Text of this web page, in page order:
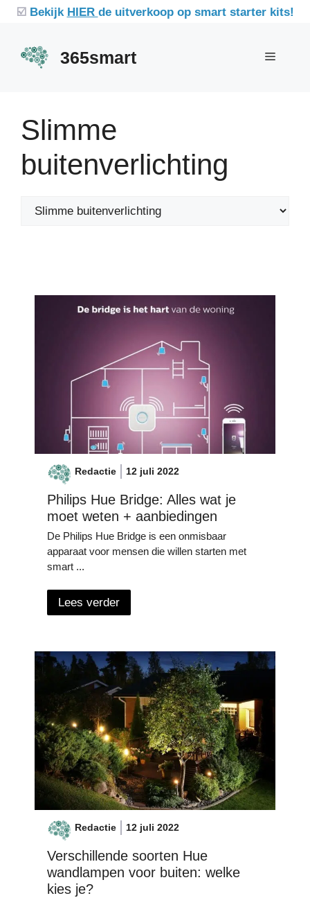
inhoud
☑️ Bekijk HIER de uitverkoop op smart starter kits!
365smart Menu
Slimme
buitenverlichting
Categorieën
Redactie 12 juli 2022
Philips Hue Bridge: Alles wat je
moet weten + aanbiedingen
De Philips Hue Bridge is een onmisbaar
apparaat voor mensen die willen starten met
smart ...
Lees verder
Redactie 12 juli 2022
Verschillende soorten Hue
wandlampen voor buiten: welke
kies je?